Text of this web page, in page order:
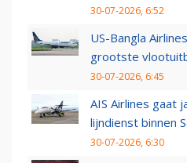
30-07-2026, 6:52
US-Bangla
grootste
30-07-2026, 6:45
AIS Airlines gaat
lijndienst binnen
30-07-2026, 6:30